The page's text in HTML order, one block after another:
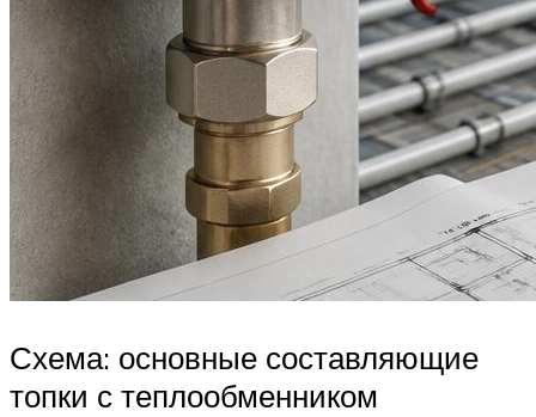
Схема: основные составляющие
топки с теплообменником